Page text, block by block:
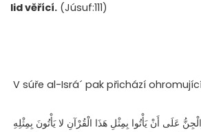
lid věřící. (Júsuf:111)
V súře al-Isrá´ pak přichází
عَلَى أَنْ يَأْتُوا بِمِثْلِ هَذَا الْقُرْآنِ لا يَأْتُونَ بِمِثْلِهِ